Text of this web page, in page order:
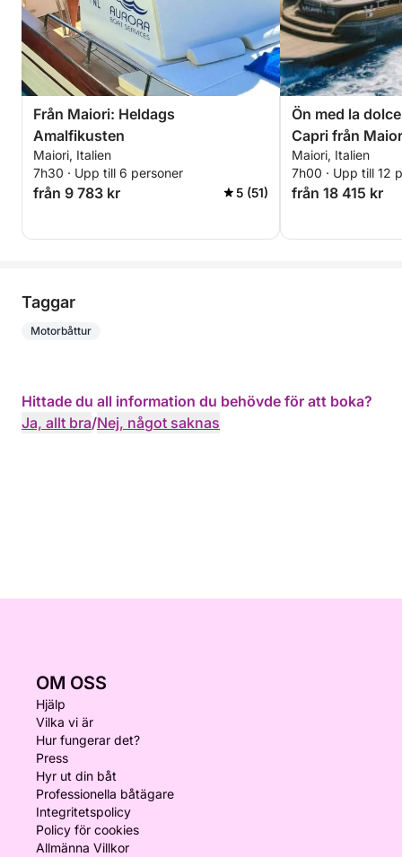
Från Maiori: Heldags
Amalfikusten
Maiori, Italien
7h30 · Upp till 6 personer
från 9 783 kr 5 (51)
Ön med la
Capri från
Maiori, Italien
7h00 · Upp till 12
från 18 415 kr
Taggar
Motorbåttur
Hittade du all information du behövde för att boka?
Ja, allt bra/Nej, något saknas
OM OSS
Hjälp
Vilka vi är
Hur fungerar det?
Press
Hyr ut din båt
Professionella båtägare
Integritetspolicy
Policy för cookies
Allmänna Villkor